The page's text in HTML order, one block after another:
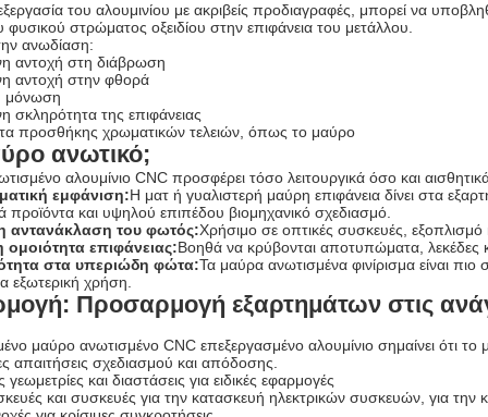
του αλουμινίου με ακριβείς προδιαγραφές, μπορεί να
στρώματος οξειδίου στην επιφάνεια του μετάλλου.
ανωδίαση:
αντοχή στη διάβρωση
αντοχή στην φθορά
μόνωση
σκληρότητα της επιφάνειας
προσθήκης χρωματικών τελειών, όπως το μαύρο
ανωτικό;
αλουμίνιο CNC προσφέρει τόσο λειτουργικά όσο και
εμφάνιση:Η ματ ή γυαλιστερή μαύρη επιφάνεια δίνει στα
προϊόντα και υψηλού επιπέδου βιομηχανικό σχεδιασμό.
αντανάκλαση του φωτός:Χρήσιμο σε οπτικές συσκευές,
ομοιότητα επιφάνειας:Βοηθά να κρύβονται αποτυπώματα, λεκέδες
στα υπεριώδη φώτα:Τα μαύρα ανωτισμένα φινίρισμα είναι
εξωτερική χρήση.
Προσαρμογή εξαρτημάτων στις
μαύρο ανωτισμένο CNC επεξεργασμένο αλουμίνιο σημαίνει ότι το
απαιτήσεις σχεδιασμού και απόδοσης.
και διαστάσεις για ειδικές εφαρμογές
και συσκευές για την κατασκευή ηλεκτρικών συσκευών, για